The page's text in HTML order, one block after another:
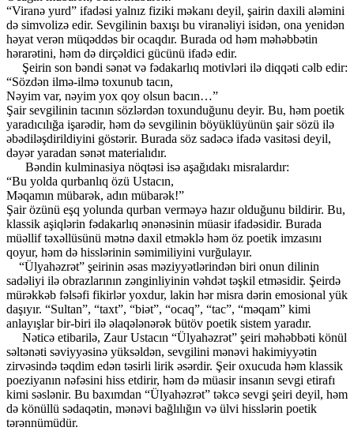
“Viranə yurd” ifadəsi yalnız fiziki məkanı deyil, şairin daxili aləmini
də simvolizə edir. Sevgilinin baxışı bu viranəliyi isidən, ona yenidən
həyat verən müqəddəs bir ocaqdır. Burada od həm məhəbbətin
hərarətini, həm də dirçəldici gücünü ifadə edir.
Şeirin son bəndi sənət və fədakarlıq motivləri ilə diqqəti cəlb edir:
“Sözdən ilmə-ilmə toxunub tacın,
Nəyim var, nəyim yox qoy olsun bacın…”
Şair sevgilinin tacının sözlərdən toxunduğunu deyir. Bu, həm poetik
yaradıcılığa işarədir, həm də sevgilinin böyüklüyünün şair sözü ilə
əbədiləşdirildiyini göstərir. Burada söz sadəcə ifadə vasitəsi deyil,
dəyər yaradan sənət materialıdır.
Bəndin kulminasiya nöqtəsi isə aşağıdakı misralardır:
“Bu yolda qurbanlıq özü Ustacın,
Məqamın mübarək, adın mübarək!”
Şair özünü eşq yolunda qurban verməyə hazır olduğunu bildirir. Bu,
klassik aşiqlərin fədakarlıq ənənəsinin müasir ifadəsidir. Burada
müəllif təxəllüsünü mətnə daxil etməklə həm öz poetik imzasını
qoyur, həm də hisslərinin səmimiliyini vurğulayır.
“Ülyahəzrət” şeirinin əsas məziyyətlərindən biri onun dilinin
sadəliyi ilə obrazlarının zənginliyinin vəhdət təşkil etməsidir. Şeirdə
mürəkkəb fəlsəfi fikirlər yoxdur, lakin hər misra dərin emosional yük
daşıyır. “Sultan”, “taxt”, “biət”, “ocaq”, “tac”, “məqam” kimi
anlayışlar bir-biri ilə əlaqələnərək bütöv poetik sistem yaradır.
Nəticə etibarilə, Zaur Ustacın “Ülyahəzrət” şeiri məhəbbəti könül
səltənəti səviyyəsinə yüksəldən, sevgilini mənəvi hakimiyyətin
zirvəsində təqdim edən təsirli lirik əsərdir. Şeir oxucuda həm klassik
poeziyanın nəfəsini hiss etdirir, həm də müasir insanın sevgi etirafı
kimi səslənir. Bu baxımdan “Ülyahəzrət” təkcə sevgi şeiri deyil, həm
də könüllü sədaqətin, mənəvi bağlılığın və ülvi hisslərin poetik
tərənnümüdür.